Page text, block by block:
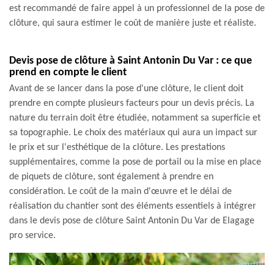
est recommandé de faire appel à un professionnel de la pose de
clôture, qui saura estimer le coût de manière juste et réaliste.
Devis pose de clôture à Saint Antonin Du Var : ce que
prend en compte le client
Avant de se lancer dans la pose d'une clôture, le client doit
prendre en compte plusieurs facteurs pour un devis précis. La
nature du terrain doit être étudiée, notamment sa superficie et
sa topographie. Le choix des matériaux qui aura un impact sur
le prix et sur l'esthétique de la clôture. Les prestations
supplémentaires, comme la pose de portail ou la mise en place
de piquets de clôture, sont également à prendre en
considération. Le coût de la main d'œuvre et le délai de
réalisation du chantier sont des éléments essentiels à intégrer
dans le devis pose de clôture Saint Antonin Du Var de Elagage
pro service.